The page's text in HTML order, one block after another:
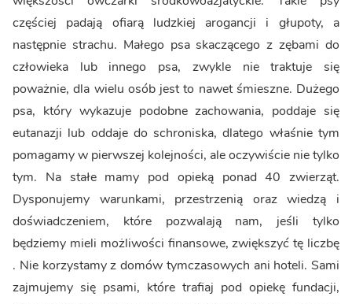
częściej padają ofiarą ludzkiej arogancji i głupoty, a
następnie strachu. Małego psa skaczącego z zębami do
człowieka lub innego psa, zwykle nie traktuje się
poważnie, dla wielu osób jest to nawet śmieszne. Dużego
psa, który wykazuje podobne zachowania, poddaje się
eutanazji lub oddaje do schroniska, dlatego właśnie tym
pomagamy w pierwszej kolejności, ale oczywiście nie tylko
tym. Na stałe mamy pod opieką ponad 40 zwierząt.
Dysponujemy warunkami, przestrzenią oraz wiedzą i
doświadczeniem, które pozwalają nam, jeśli tylko
będziemy mieli możliwości finansowe, zwiększyć tę liczbę
. Nie korzystamy z domów tymczasowych ani hoteli. Sami
zajmujemy się psami, które trafiaj pod opiekę fundacji,